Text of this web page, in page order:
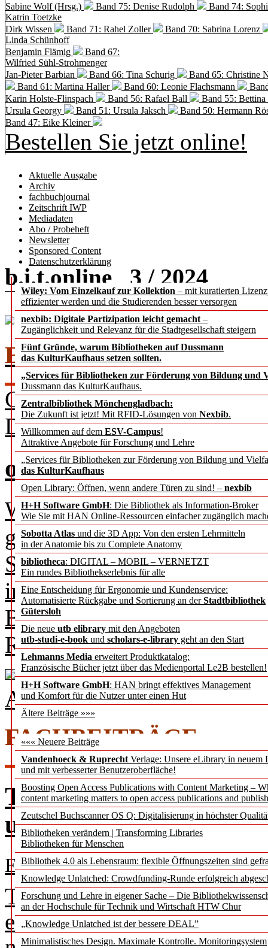
Sabine Wolf (Hrsg.)
Band 75: Denise Rudolph
Band 74:
Katrin Toetzke
Dirk Wissen
Band 71: Rahel Zoller
Band 70: Sabrina Lorenz
Linda Schünhoff
Benjamin Flämig
Band 67:
Wilfried Sühl-Strohmenger
Jan-Pieter Barbian
Band 66: Tina Schurig
Band 65: Christine
Band 61: Martina Haller
Band 60: Leonie Flachsmann
Karin Holste-Flinspach
Band 56: Rafael Ball
Band 55:
Ursula Georgy
Band 51: Ursula Jaksch Band 50: Hermann
Band 47: Eike Kleiner
Bestellen Sie jetzt online!
Aktuelle Ausgabe
Archiv
fachbuchjournal
Zeitschrift IWP
Mediadaten
Abo / Probeheft
Newsletter
Sponsored Content
Datenschutzerklärung
Wiley: Vom Einzelkauf zur Kollektion – mit kuratierten
effizienter werden und die Studierenden besser versorgen
nexbib: Digitale Partizipation leicht gemacht –
Zugänglichkeit und Relevanz für die Stadtgesellschaft steigern
Fünf Gründe, warum Bibliotheken auf Dussmann
das KulturKaufhaus setzen sollten.
„Services für Bibliotheken zur Förderung von Bildung und
Dussmann das KulturKaufhaus.
Zentralbibliothek Mönchengladbach:
Die Zukunft ist jetzt! Mit RFID-Lösungen von Nexbib.
Willkommen auf dem ESV-Campus!
Attraktive Angebote für Forschung und Lehre
„Services für Bibliotheken zur Förderung von Bildung und
das KulturKaufhaus
Open Library: Öffnen, wenn andere Türen zu sind! – nexbib
H+H Software GmbH: Die Bibliothek als Information-Broker
Wie Sie mit HAN Online-Ressourcen einfacher zugänglich
Sobotta Atlas und die 3D App: Von den ersten Lehrmitteln
in der Anatomie bis zu Complete Anatomy
bibliotheca: DIGITAL – MOBIL – VERNETZT
Ein rundes Bibliothekserlebnis für alle
Eine Entscheidung für Ergonomie und Kundenservice:
Automatisierte Rückgabe und Sortierung an derStadtbibliothek
Gütersloh
Die neue utb elibrary mit den Angeboten
utb-studi-e-book und scholars-e-library geht an den Start
Lehmanns Media erweitert Produktkatalog:
Französische Bücher jetzt über das Medienportal Le2B bestellen!
H+H Software GmbH: HAN bringt effektives Management
und Komfort für die Nutzer unter einen Hut
Ältere Beiträge »»»
««« Neuere Beiträge
Vandenhoeck & Ruprecht Verlage: Unsere eLibrary in neuem
und mit verbesserter Benutzeroberfläche!
Boosting Open Access Publications with Content Marketing –
content marketing matters to open access publications and
Zeutschel Buchscanner OS Q: Digitalisierung in höchster
Bibliotheken verändern | Transforming Libraries
Bibliotheken für Menschen
Bibliothek 4.0 als Lebensraum: flexible Öffnungszeiten sind
Knowledge Unlatched: Crowdfunding-Runde erfolgreich
Forschung und Lehre in eigener Sache – Die
an der Hochschule für Technik und Wirtschaft HTW Chur
„Knowledge Unlatched ist der bessere DEAL”
Minimalistisches Design. Maximale Kontrolle. Monitoringsystem
b.i.t.online 3 / 2024
EDITORIAL
Chefredakteur Dr. Rafael
Direktor der ETH-
offen.lokal.global.
Wir haben zwar aus
gemacht, aber dennoch
Schwerpunkt genau zum
in Bibliotheken. Dabei
Beiträge und ihre Inhalte,
Routinen und Projekten
Ausgabe 3 / 2024 als PDF
FACHBEITRÄGE
Text und Data Mining
und Bibliotheken – KI
Elke Brehm
Text und Data Mining
etabliert und der Bedarf